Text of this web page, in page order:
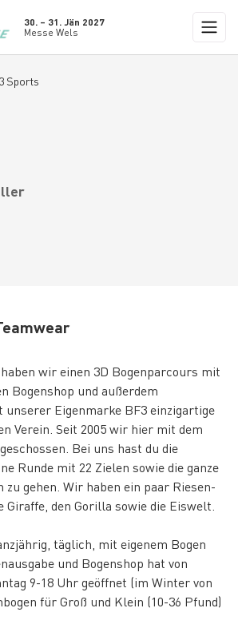
30. – 31. Jän 2027
Messe Wels
Sports
wir einen 3D Bogenparcours mit
Bogenshop und außerdem
Eigenmarke BF3 einzigartige
Verein. Seit 2005 wir hier mit dem
Bei uns hast du die
Runde mit 22 Zielen sowie die ganze
zu gehen. Wir haben ein paar Riesen-
Giraffe, den Gorilla sowie die Eiswelt.
täglich, mit eigenem Bogen
und Bogenshop hat von
9-18 Uhr geöffnet (im Winter von
für Groß und Klein (10-36 Pfund)